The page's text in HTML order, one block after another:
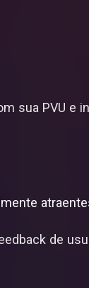
sua PVU e
de